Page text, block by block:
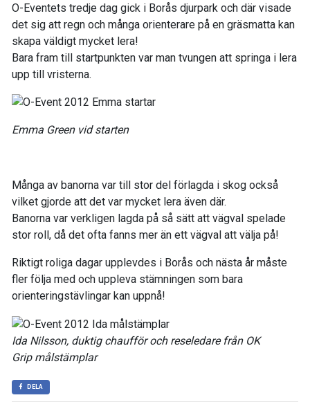
O-Eventets tredje dag gick i Borås djurpark och där visade
det sig att regn och många orienterare på en gräsmatta kan
skapa väldigt mycket lera!
Bara fram till startpunkten var man tvungen att springa i lera
upp till vristerna.
Emma Green vid starten
Många av banorna var till stor del förlagda i skog också
vilket gjorde att det var mycket lera även där.
Banorna var verkligen lagda på så sätt att vägval spelade
stor roll, då det ofta fanns mer än ett vägval att välja på!
Riktigt roliga dagar upplevdes i Borås och nästa år måste
fler följa med och uppleva stämningen som bara
orienteringstävlingar kan uppnå!
Ida Nilsson, duktig chaufför och reseledare från OK
Grip målstämplar
DELA